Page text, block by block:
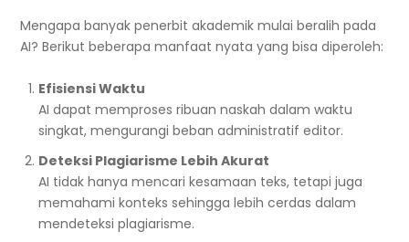
Mengapa banyak penerbit akademik mulai beralih pada
AI? Berikut beberapa manfaat nyata yang bisa diperoleh:
Efisiensi Waktu
AI dapat memproses ribuan naskah dalam waktu
singkat, mengurangi beban administratif editor.
Deteksi Plagiarisme Lebih Akurat
AI tidak hanya mencari kesamaan teks, tetapi juga
memahami konteks sehingga lebih cerdas dalam
mendeteksi plagiarisme.